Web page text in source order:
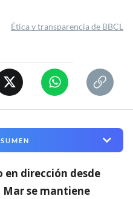
Ética y transparencia de BBCL
dirección desde
Mar se mantiene